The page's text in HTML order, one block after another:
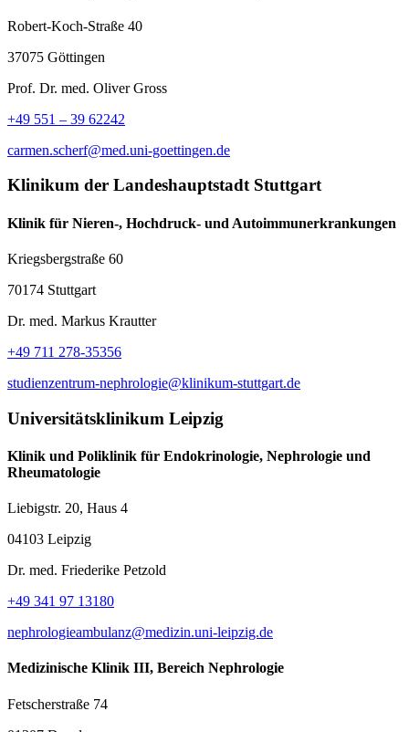
Robert-Koch-Straße 40
37075 Göttingen
Prof. Dr. med. Oliver Gross
+49 551 – 39 62242
carmen.scherf@med.uni-goettingen.de
Klinikum der Landeshauptstadt Stuttgart
Klinik für Nieren-, Hochdruck- und Autoimmunerkrankungen
Kriegsbergstraße 60
70174 Stuttgart
Dr. med. Markus Krautter
+49 711 278-35356
studienzentrum-nephrologie@klinikum-stuttgart.de
Universitätsklinikum Leipzig
Klinik und Poliklinik für Endokrinologie, Nephrologie und
Rheumatologie
Liebigstr. 20, Haus 4
04103 Leipzig
Dr. med. Friederike Petzold
+49 341 97 13180
nephrologieambulanz@medizin.uni-leipzig.de
Medizinische Klinik III, Bereich Nephrologie
Fetscherstraße 74